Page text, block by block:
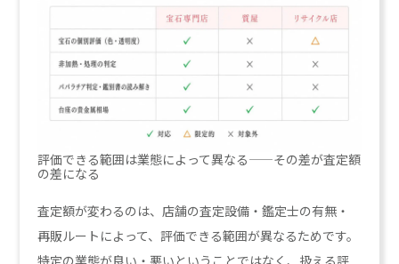
評価できる範囲は業態によって異なる——その差が査定額
の差になる
査定額が変わるのは、店舗の査定設備・鑑定士の有無・
再販ルートによって、評価できる範囲が異なるためです。